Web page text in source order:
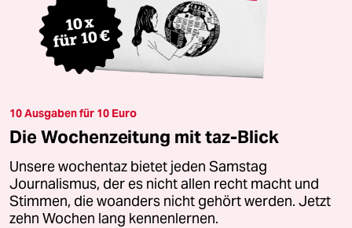
10 Ausgaben für 10 Euro
Die Wochenzeitung mit taz-Blick
Unsere wochentaz bietet jeden Samstag
Journalismus, der es nicht allen recht macht und
Stimmen, die woanders nicht gehört werden. Jetzt
zehn Wochen lang kennenlernen.